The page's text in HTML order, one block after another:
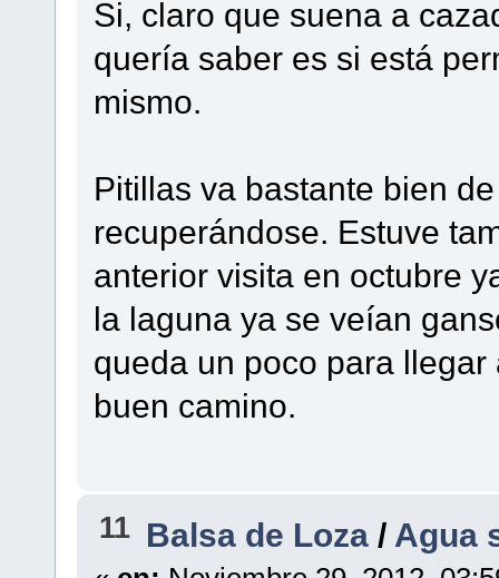
Si, claro que suena a
quería saber es si está
mismo.
Pitillas va bastante bien
recuperándose. Estuve
anterior visita en octubre
la laguna ya se veían
queda un poco para
buen camino.
11 Balsa de Loza / Agua